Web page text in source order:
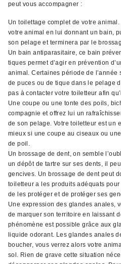
peut vous accompagner :
Un toilettage complet de votre
votre animal en lui donnant un bain,
son pelage et terminera par le
Un bain antiparasitaire, ce bain
tiques permet d’agir en prévention
animal. Certaines période de l’année
de puces ou de tique dans le pelage
pas à contacter votre toiletteur afin
Une coupe ou une tonte des poils,
compagnie et offrez lui un
de son pelage. Votre toiletteur est un
mieux si une coupe au ciseaux ou
de poil.
Un brossage de dent, on semble
un dépôt de tartre sur ses dents, il
gencives. Un brossage de dent peut
toiletteur a les produits adéquats
de les protéger et de protéger ses
Une expression des glandes anales,
de marquer son territoire en laissant
phénomène est possible grâce aux
liquide odorant. Les glandes anales
boucher, vous verrez alors votre
sol. Rien de grave cette situation